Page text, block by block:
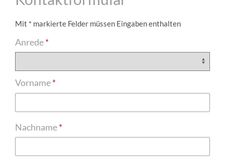
Mit * markierte Felder müssen Eingaben enthalten
Anrede
Vorname
Nachname